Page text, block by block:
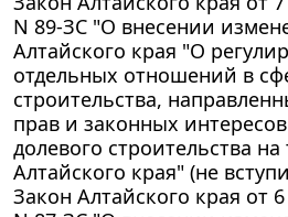
N 89-ЗС "О внесении
Алтайского края "О
отдельных отношений в
строительства,
прав и законных
долевого строительства
Алтайского края" (не
Закон Алтайского края от